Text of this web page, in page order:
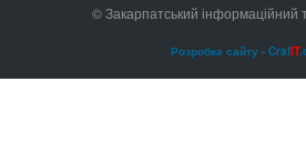
© Закарпатський інформаційний
Розробка сайту - CrafIT